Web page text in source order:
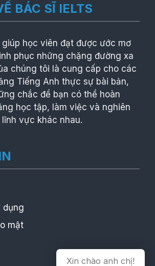
BÁC SĨ IELTS
giúp học viên đạt được ước mơ
phục những chặng đường xa
chúng tôi là cung cấp cho các
Tiếng Anh thực sự bài bản,
chắc để bạn có thể hoàn
học tập, làm việc và nghiên
vực khác nhau.
dụng
mật
Xin chào anh chị!